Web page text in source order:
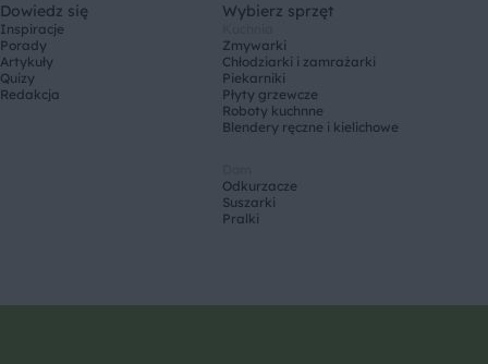
Dowiedz się
Inspiracje
Porady
Artykuły
Quizy
Redakcja
Wybierz sprzęt
Zmywarki
Chłodziarki i zamrażarki
Piekarniki
Płyty grzewcze
Roboty kuchnne
Blendery ręczne i kielichowe
Odkurzacze
Suszarki
Pralki